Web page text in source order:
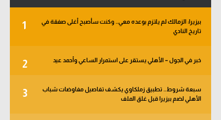
1
بيزيرا: الزمالك لم يلتزم بوعده معي.. وكنت سأصبح أغلى صفقة في
تاريخ النادي
2 خبر في الجول – الأهلي يستقر على استمرار الساعي وأحمد عيد
3
سبعة شروط.. تطبيق زملكاوي يكشف تفاصيل مفاوضات شباب
الأهلي لضم بيزيرا قبل غلق الملف